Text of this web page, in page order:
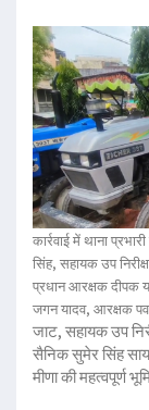
कार्रवाई में थाना
सिंह, सहायक उप
प्रधान आरक्षक दीपक
जगन यादव, आरक्षक
जाट, सहायक उप
सैनिक सुमेर सिंह
मीणा की महत्वपूर्ण